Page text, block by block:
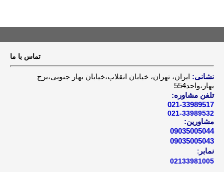
تماس با ما
نشانی: ایران، تهران، خیابان انقلاب،خیابان بهار جنوبی،برج
بهار،واحد554
تلفن مشاوره:
021-33989517
021-33989532
مشاورین:
09035005044
09035005043
نمابر :
02133981005